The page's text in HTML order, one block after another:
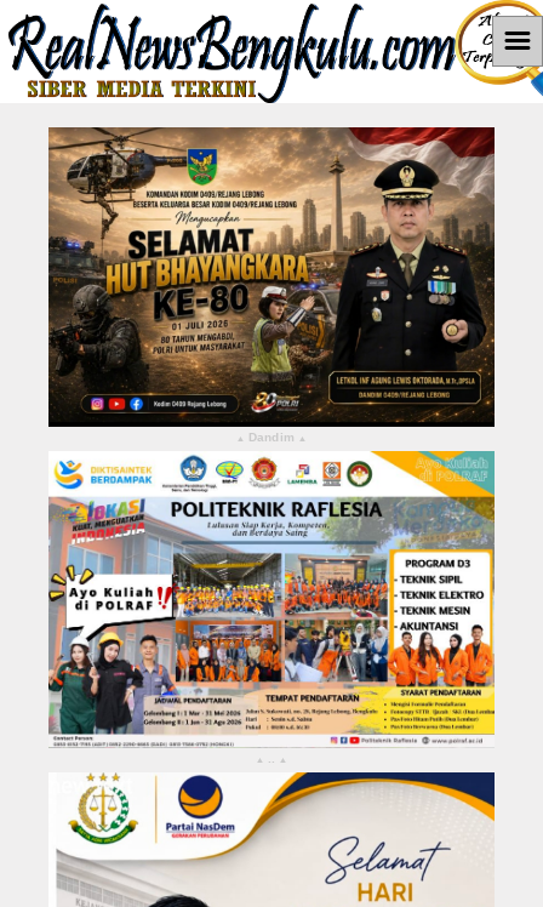
Home
News
Hukum dan Kriminal
Politik
Pendidikan
Pemerintahan
Berita Utama
LEBONG
KABUPATEN KEPAHIANG
KABUPATEN REJANG LEBONG
Kota Bengkulu
☰
▴ Dandim ▴
▴ ▴